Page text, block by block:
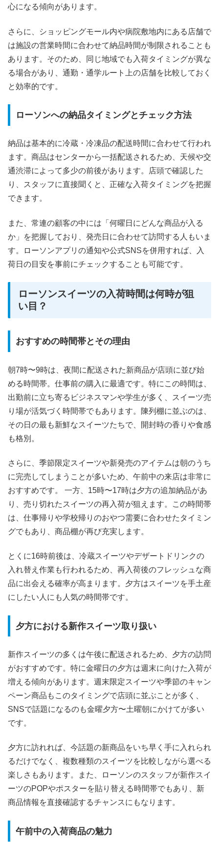
心になる傾向があります。
さらに、ショッピングモール内や病院敷地内にある店舗で
は施設の営業時間に合わせて納品時間が制限されることも
あります。そのため、同じ地域でも入荷タイミングが異な
る場合があり、通勤・通学ルート上の店舗を比較しておく
と効率的です。
ローソンへの納品タイミングとチェック方法
納品は基本的に冷蔵・冷凍品の配送時間に合わせて行われ
ます。商品はセンターから一括配送されるため、天候や交
通渋滞によって多少の前後があります。店頭で確認した
り、スタッフに直接聞くと、正確な入荷タイミングを把握
できます。
また、常連の顧客の中には「何曜日にどんな商品が入る
か」を把握しており、発売日に合わせて訪問する人もいま
す。ローソンアプリの通知や公式SNSを併用すれば、入
荷日の目安を事前にチェックすることも可能です。
ローソンスイーツの入荷時間は何時が狙
い目？
おすすめの時間帯とその理由
朝7時〜9時は、夜間に配送された新商品が店頭に並び始
める時間帯。仕事前の購入に最適です。特にこの時間は、
出勤前に立ち寄るビジネスマンや学生が多く、スイーツ売
り場が活気づく時間帯でもあります。陳列棚に並ぶのは、
その日の最も新鮮なスイーツたちで、開封時の香りや食感
も格別。
さらに、季節限定スイーツや新発売のアイテムは朝のうち
に完売してしまうことが多いため、午前中の来店は非常に
おすすめです。 一方、15時〜17時は夕方の追加納品があ
り、売り切れたスイーツの再入荷が狙えます。この時間帯
は、仕事帰りや学校帰りのおやつ需要に合わせたタイミン
グでもあり、商品棚が再び充実します。
とくに16時前後は、冷蔵スイーツやデザートドリンクの
入れ替え作業も行われるため、再入荷後のフレッシュな商
品に出会える確率が高まります。夕方はスイーツを手土産
にしたい人にも人気の時間帯です。
夕方における新作スイーツ取り扱い
新作スイーツの多くは午後に配送されるため、夕方の訪問
がおすすめです。特に金曜日の夕方は週末に向けた入荷が
増える傾向があります。週末限定スイーツや季節のキャン
ペーン商品もこのタイミングで店頭に並ぶことが多く、
SNSで話題になるのも金曜夕方〜土曜朝にかけてが多い
です。
夕方に訪れれば、今話題の新商品をいち早く手に入れられ
るだけでなく、複数種類のスイーツを比較しながら選べる
楽しさもあります。また、ローソンのスタッフが新作スイ
ーツのPOPやポスターを貼り替える時間帯でもあり、新
商品情報を直接確認するチャンスにもなります。
午前中の入荷商品の魅力